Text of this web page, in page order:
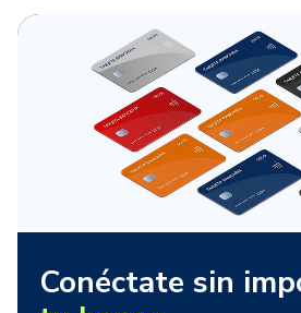
Conéctate sin